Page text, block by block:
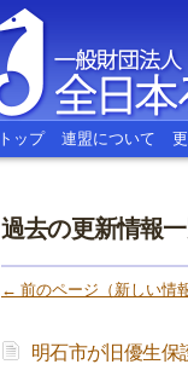
全日本ろ
トップ
連盟について
過去の更新情報
← 前のページ（新しい情報
明石市が旧優生保